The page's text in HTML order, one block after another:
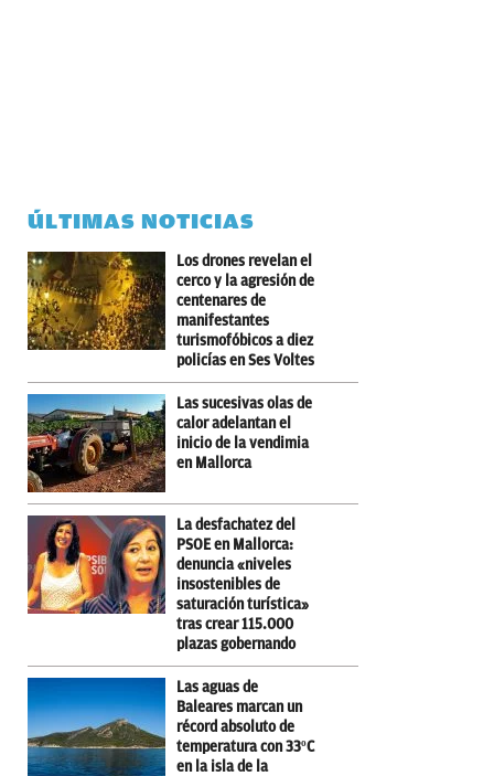
ÚLTIMAS NOTICIAS
Los drones revelan el
cerco y la agresión de
centenares de
manifestantes
turismofóbicos a diez
policías en Ses Voltes
Las sucesivas olas de
calor adelantan el
inicio de la vendimia
en Mallorca
La desfachatez del
PSOE en Mallorca:
denuncia «niveles
insostenibles de
saturación turística»
tras crear 115.000
plazas gobernando
Las aguas de
Baleares marcan un
récord absoluto de
temperatura con 33ºC
en la isla de la